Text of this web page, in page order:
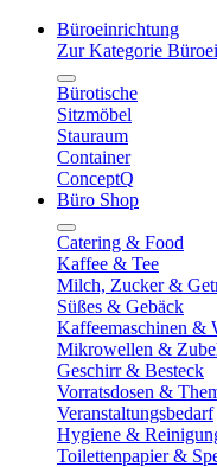
Büroeinrichtung
Zur Kategorie
Bürotische
Sitzmöbel
Stauraum
Container
ConceptQ
Büro Shop
Catering & Food
Kaffee & Tee
Milch, Zucker &
Süßes & Gebäck
Kaffeemaschinen &
Mikrowellen &
Geschirr & Besteck
Vorratsdosen &
Veranstaltungsbedarf
Hygiene &
Toilettenpapier &